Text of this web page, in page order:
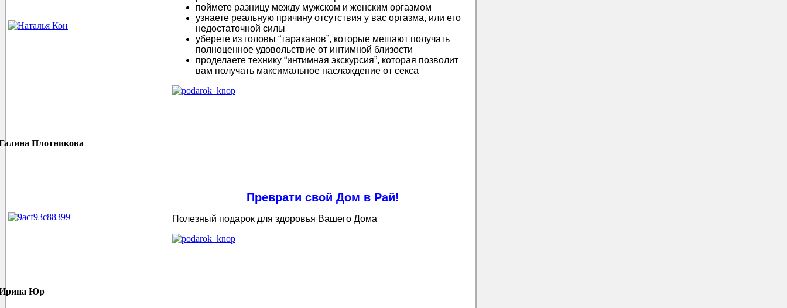
поймете разницу между мужском и женским оргазмом
узнаете реальную причину отсутствия у вас оргазма, или его
недостаточной силы
уберете из головы “тараканов”, которые мешают получать
полноценное удовольствие от интимной близости
проделаете технику “интимная экскурсия”, которая позволит
вам получать максимальное наслаждение от секса
Плотникова
Преврати свой Дом в Рай!
Полезный подарок для здоровья Вашего Дома
Юр